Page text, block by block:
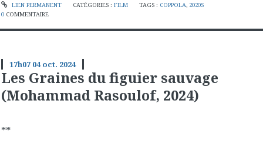
LIEN PERMANENT CATÉGORIES : FILM TAGS : COPPOLA, 2020S
0 COMMENTAIRE
17h07 04 oct. 2024
Les Graines du figuier sauvage
(Mohammad Rasoulof, 2024)
**